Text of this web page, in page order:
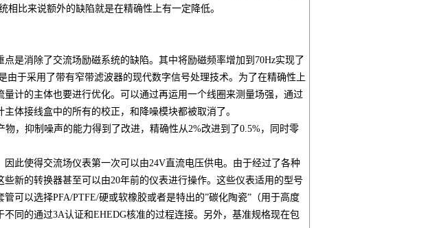
比来说额外的缺陷就是在精确性上有一定降低。
消除了交流场励磁系统的缺陷。其中将励磁频率增加到70Hz实现了
由于采用了带有窄带滤波器的现代数字信号处理技术。为了在精确性上
计的主体也要进行优化。可以通过再运用一个线圈来测量场强，通过
体接线盒中的所有的校正，和降噪模块都被取消了。
物，抑制噪声的能力得到了改进，精确性从2%改进到了0.5%，同时零
使得交流场仪表第一次可以由24V直流电压供电。由于经过了各种
新的转换器甚至可以由20年前的仪表进行操作。这些仪表适用的型号
管可以选择PFA/PTFE/硬或软橡胶或者是特出的”碳化陶瓷”（用于高度
同的通过3A认证和EHEDG核准的过程连接。另外，基准规格现在包